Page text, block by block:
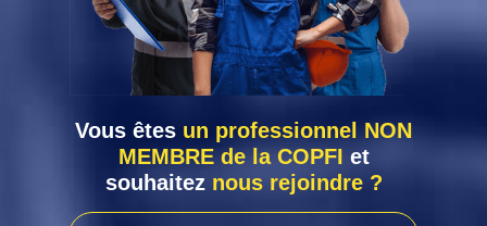
Vous êtes un professionnel NON
MEMBRE de la COPFI et
souhaitez nous rejoindre ?